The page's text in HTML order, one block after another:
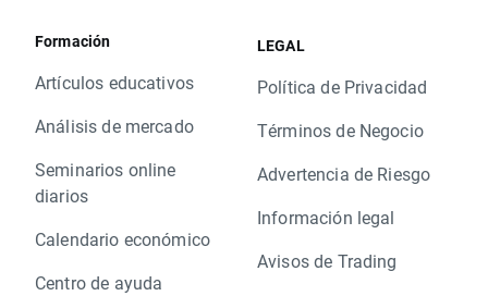
Formación
Artículos educativos
Análisis de mercado
Seminarios online
diarios
Calendario económico
Centro de ayuda
LEGAL
Política de Privacidad
Términos de Negocio
Advertencia de Riesgo
Información legal
Avisos de Trading